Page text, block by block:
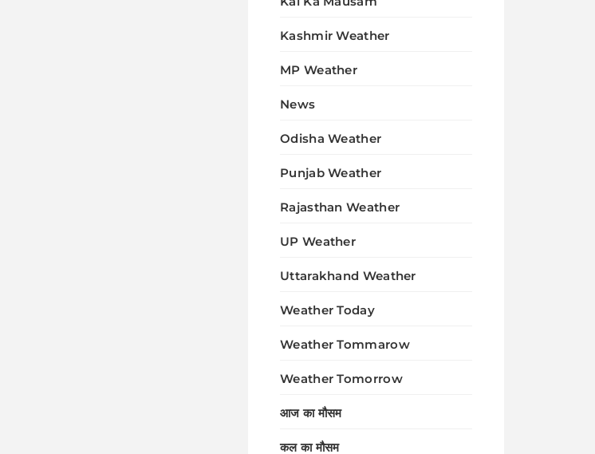
Kashmir Weather
MP Weather
News
Odisha Weather
Punjab Weather
Rajasthan Weather
UP Weather
Uttarakhand Weather
Weather Today
Weather Tommarow
Weather Tomorrow
आज का मौसम
कल का मौसम